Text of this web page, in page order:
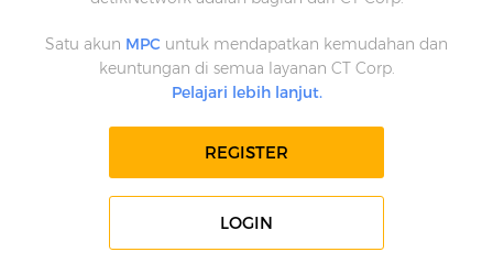
Satu akun MPC untuk mendapatkan kemudahan dan
keuntungan di semua layanan CT Corp.
Pelajari lebih lanjut.
REGISTER
LOGIN